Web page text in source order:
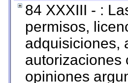
84 XXXIII - :
permisos,
adquisiciones,
autorizaciones
opiniones